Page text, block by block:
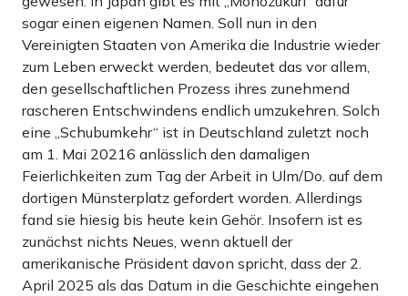
sogar einen eigenen Namen. Soll nun in den
Vereinigten Staaten von Amerika die Industrie wieder
zum Leben erweckt werden, bedeutet das vor allem,
den gesellschaftlichen Prozess ihres zunehmend
rascheren Entschwindens endlich umzukehren. Solch
eine „Schubumkehr“ ist in Deutschland zuletzt noch
am 1. Mai 20216 anlässlich den damaligen
Feierlichkeiten zum Tag der Arbeit in Ulm/Do. auf dem
dortigen Münsterplatz gefordert worden. Allerdings
fand sie hiesig bis heute kein Gehör. Insofern ist es
zunächst nichts Neues, wenn aktuell der
amerikanische Präsident davon spricht, dass der 2.
April 2025 als das Datum in die Geschichte eingehen